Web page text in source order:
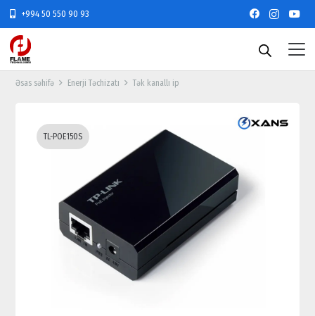
+994 50 550 90 93
Əsas səhifə Enerji Təchizatı Tək kanallı ip
TL-POE150S